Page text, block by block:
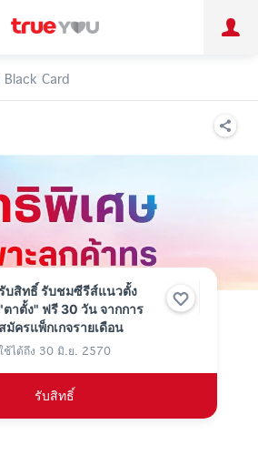
ลูกค้าองค์กร
บสิทธิ์ รับชมซีรีส์แนวตั้ง
ตาตั้ง" ฟรี 30 วัน จากการ
สมัครแพ็กเกจรายเดือน
ช้ได้ถึง 30 มิ.ย. 2570
รับสิทธิ์